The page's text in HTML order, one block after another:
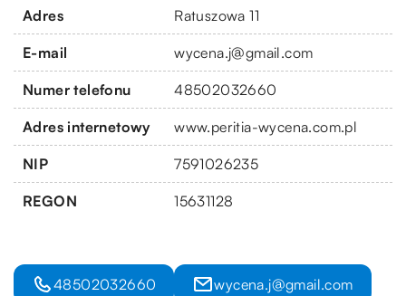
Adres Ratuszowa 11
E-mail wycena.j@gmail.com
Numer telefonu 48502032660
Adres internetowy www.peritia-wycena.com.pl
NIP 7591026235
REGON 15631128
48502032660 wycena.j@gmail.com